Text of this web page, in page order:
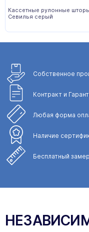
Кассетные рулонные
Севилья серый
Собственное
Контракт и
Любая форма
Наличие
Бесплатный замер